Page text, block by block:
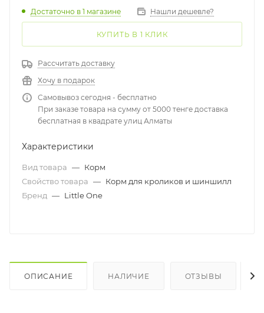
Достаточно в 1 магазине Нашли дешевле?
КУПИТЬ В 1 КЛИК
Рассчитать доставку
Хочу в подарок
Самовывоз сегодня - бесплатно
При заказе товара на сумму от 5000 тенге доставка
бесплатная в квадрате улиц Алматы
Характеристики
Вид товара — Корм
Свойство товара — Корм для кроликов и шиншилл
Бренд — Little One
ОПИСАНИЕ НАЛИЧИЕ ОТЗЫВЫ